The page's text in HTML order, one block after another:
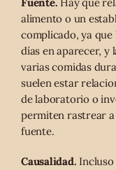
alimento o un
complicado, ya
días en aparecer, y
varias comidas
suelen estar
de laboratorio o
permiten rastrear a
fuente.
Causalidad.